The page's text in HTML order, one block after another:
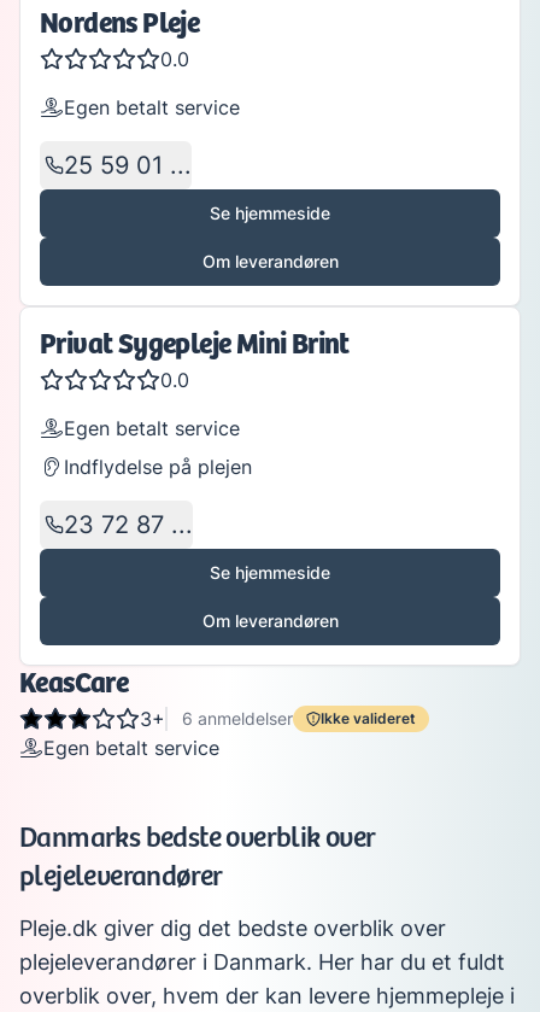
Nordens Pleje
0.0
25 59 01 ...
Se hjemmeside
Om leverandøren
Egen betalt service
Privat Sygepleje Mini Brint
0.0
23 72 87 ...
Se hjemmeside
Om leverandøren
Egen betalt service
Indflydelse på plejen
KeasCare
3+ 6 anmeldelser Ikke valideret
Egen betalt service
Danmarks bedste overblik over
plejeleverandører
Pleje.dk giver dig det bedste overblik over
plejeleverandører i Danmark. Her har du et fuldt
overblik over, hvem der kan levere hjemmepleje i